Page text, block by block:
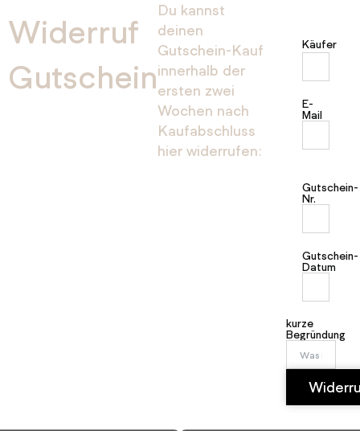
Widerruf
Gutschein
Du kannst
deinen
Gutschein-Kauf
innerhalb der
ersten zwei
Wochen nach
Kaufabschluss
hier widerrufen:
Käufer
E-
Mail
Gutschein-
Nr.
Gutschein-
Datum
kurze
Begründung